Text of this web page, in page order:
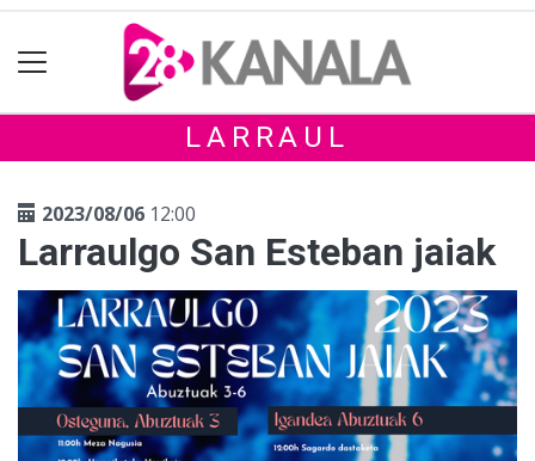
LARRAUL
2023/08/06 12:00
Larraulgo San Esteban jaiak